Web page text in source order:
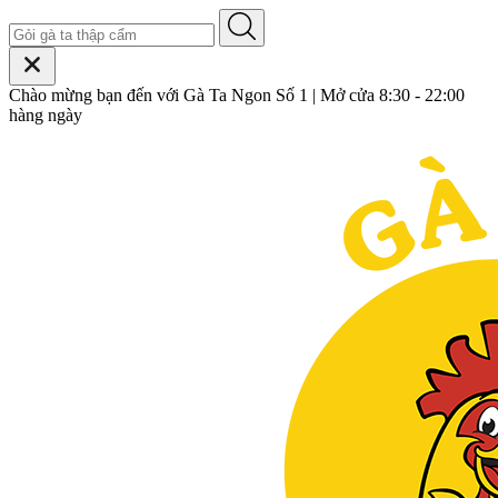
Chào mừng bạn đến với Gà Ta Ngon Số 1 | Mở cửa 8:30 - 22:00
hàng ngày